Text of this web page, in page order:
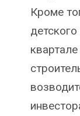
Кроме